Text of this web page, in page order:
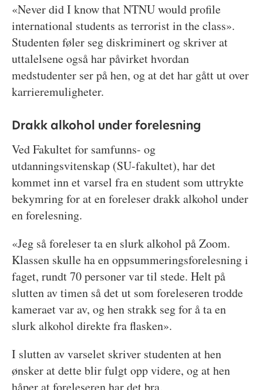
«Never did I know that NTNU would profile
international students as terrorist in the class».
Studenten føler seg diskriminert og skriver at
uttalelsene også har påvirket hvordan
medstudenter ser på hen, og at det har gått ut over
karrieremuligheter.
Drakk alkohol under forelesning
Ved Fakultet for samfunns- og
utdanningsvitenskap (SU-fakultet), har det
kommet inn et varsel fra en student som uttrykte
bekymring for at en foreleser drakk alkohol under
en forelesning.
«Jeg så foreleser ta en slurk alkohol på Zoom.
Klassen skulle ha en oppsummeringsforelesning i
faget, rundt 70 personer var til stede. Helt på
slutten av timen så det ut som foreleseren trodde
kameraet var av, og hen strakk seg for å ta en
slurk alkohol direkte fra flasken».
I slutten av varselet skriver studenten at hen
ønsker at dette blir fulgt opp videre, og at hen
håper at foreleseren har det bra.